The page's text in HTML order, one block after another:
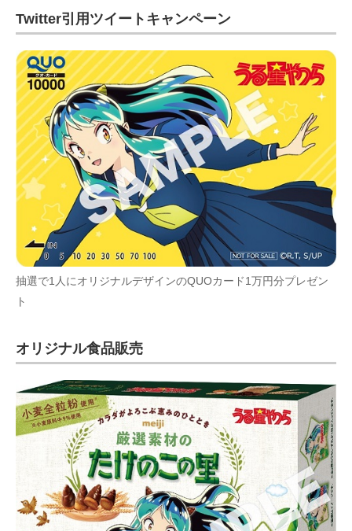
Twitter引用ツイートキャンペーン
抽選で1人にオリジナルデザインのQUOカード1万円分プレゼン
ト
オリジナル食品販売